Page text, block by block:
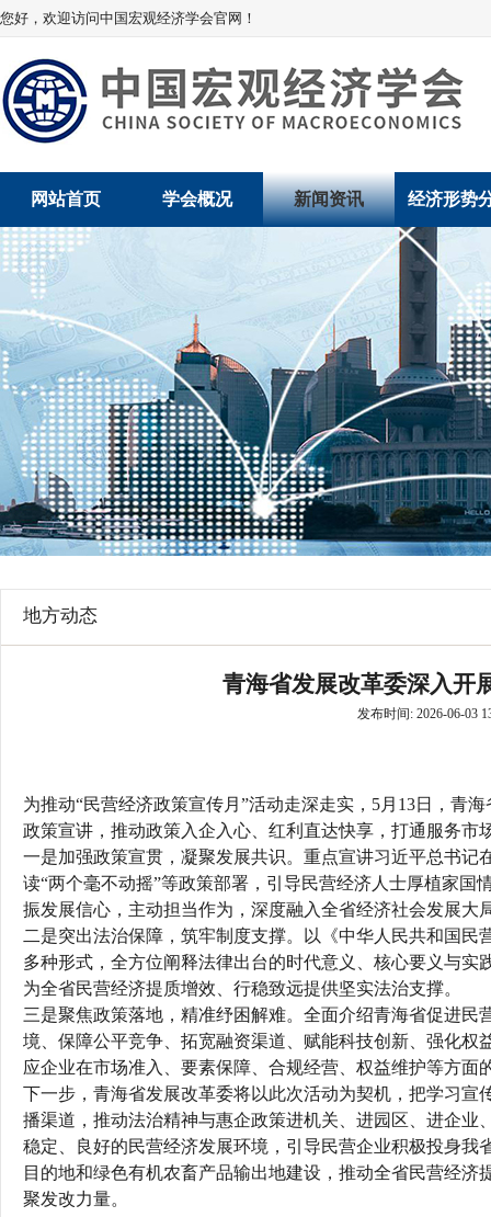
您好，欢迎访问中国宏观经济学会官网！
网站首页 学会概况
学术委员会
学会领导
组织机构
法律顾问
学会章程
新闻资讯
党建动态
学会动态
会员动态
地方动态
经济形势
经济数据
数说经济
经济运行与
产业发展
创新高技术
行
贸易与流
地方动态
青海省发展改革委深入开
发布时间: 2026-06-03
为推动“民营经济政策宣传月”活动走深走实，5月13日，青
政策宣讲，推动政策入企入心、红利直达快享，打通服务市
一是加强政策宣贯，凝聚发展共识。重点宣讲习近平总书
读“两个毫不动摇”等政策部署，引导民营经济人士厚植家
振发展信心，主动担当作为，深度融入全省经济社会发展大
二是突出法治保障，筑牢制度支撑。以《中华人民共和国
多种形式，全方位阐释法律出台的时代意义、核心要义与
为全省民营经济提质增效、行稳致远提供坚实法治支撑。
三是聚焦政策落地，精准纾困解难。全面介绍青海省促进
境、保障公平竞争、拓宽融资渠道、赋能科技创新、强化
应企业在市场准入、要素保障、合规经营、权益维护等方面
下一步，青海省发展改革委将以此次活动为契机，把学习
播渠道，推动法治精神与惠企政策进机关、进园区、进企
稳定、良好的民营经济发展环境，引导民营企业积极投身
目的地和绿色有机农畜产品输出地建设，推动全省民营经
聚发改力量。